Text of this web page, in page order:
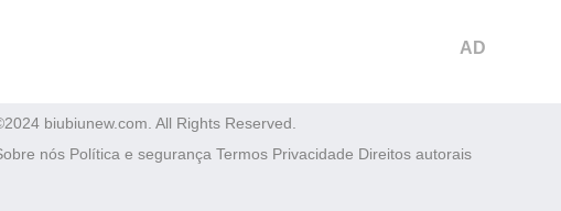
AD
biubiunew.com. All Rights Reserved.
nós Política e segurança Termos Privacidade Direitos autorais